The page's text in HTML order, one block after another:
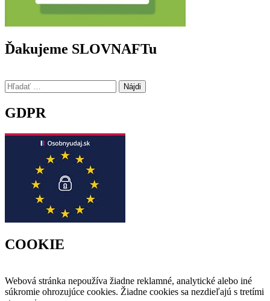
Ďakujeme SLOVNAFTu
Hľadať:
GDPR
COOKIE
Webová stránka nepoužíva žiadne reklamné, analytické alebo iné
súkromie ohrozujúce cookies. Žiadne cookies sa nezdieľajú s tretími